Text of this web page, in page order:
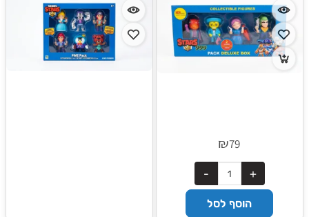
(
₪79
הוסף לסל